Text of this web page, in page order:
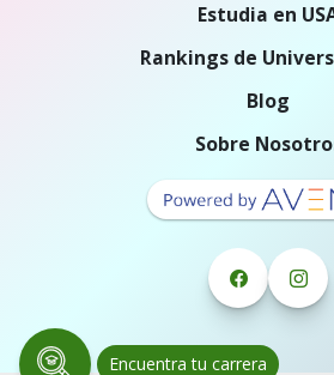
Encuentra tu carrera
Estudia en
Rankings de
Blog
Sobre